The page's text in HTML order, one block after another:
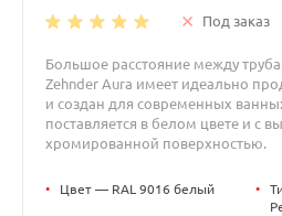
Под заказ
Большое расстояние между
Zehnder Aura имеет идеально
и создан для современных
поставляется в белом цвете и с
хромированной поверхностью.
• Цвет — RAL 9016 белый •